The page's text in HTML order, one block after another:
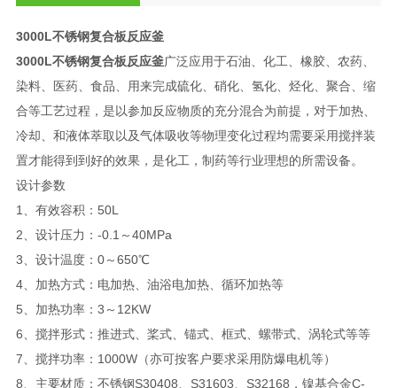
3000L不锈钢复合板反应釜
3000L不锈钢复合板反应釜广泛应用于石油、化工、橡胶、农药、
染料、医药、食品、用来完成硫化、硝化、氢化、烃化、聚合、缩
合等工艺过程，是以参加反应物质的充分混合为前提，对于加热、
冷却、和液体萃取以及气体吸收等物理变化过程均需要采用搅拌装
置才能得到到好的效果，是化工，制药等行业理想的所需设备。
设计参数
1、有效容积：50L
2、设计压力：-0.1～40MPa
3、设计温度：0～650℃
4、加热方式：电加热、油浴电加热、循环加热等
5、加热功率：3～12KW
6、搅拌形式：推进式、桨式、锚式、框式、螺带式、涡轮式等等
7、搅拌功率：1000W（亦可按客户要求采用防爆电机等）
8、主要材质：不锈钢S30408、S31603、S32168，镍基合金C-